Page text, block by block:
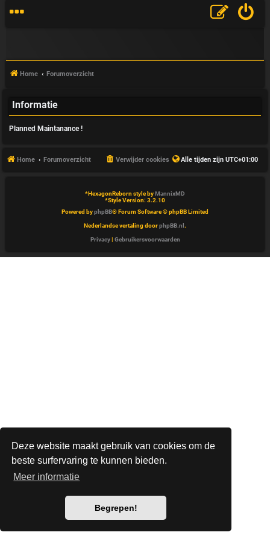
Deze website maakt gebruik van cookies om de
beste surfervaring te kunnen bieden.
Meer informatie
Begrepen!
V
A
Home Forumoverzicht
Informatie
Planned Maintanance !
Home Forumoverzicht Alle tijden zijn UTC+01:00
Verwijder cookies
*HexagonReborn style byMannixMD
*Style Version: 3.2.10
Powered byphpBB® Forum Software © phpBB Limited
Nederlandse vertaling doorphpBB.nl .
Privacy| Gebruikersvoorwaarden